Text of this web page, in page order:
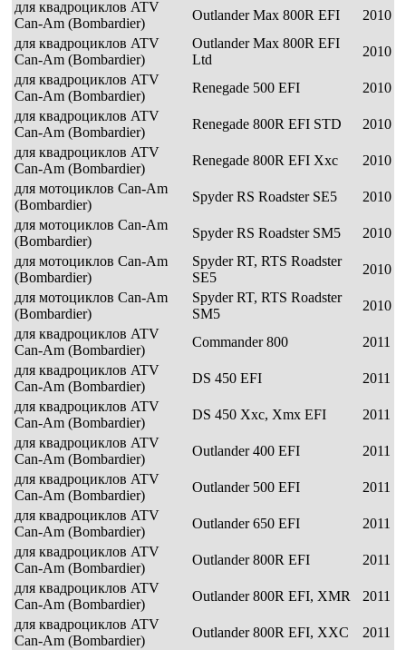
для квадроциклов ATV
Can-Am (Bombardier)
Outlander Max 800R EFI
2010
для квадроциклов ATV
Can-Am (Bombardier)
Outlander Max 800R EFI
Ltd
2010
для квадроциклов ATV
Can-Am (Bombardier)
Renegade 500 EFI
2010
для квадроциклов ATV
Can-Am (Bombardier)
Renegade 800R EFI STD
2010
для квадроциклов ATV
Can-Am (Bombardier)
Renegade 800R EFI Xxc
2010
для мотоциклов Can-Am
(Bombardier)
Spyder RS Roadster SE5
2010
для мотоциклов Can-Am
(Bombardier)
Spyder RS Roadster SM5
2010
для мотоциклов Can-Am
(Bombardier)
Spyder RT, RTS Roadster
SE5
2010
для мотоциклов Can-Am
(Bombardier)
Spyder RT, RTS Roadster
SM5
2010
для квадроциклов ATV
Can-Am (Bombardier)
Commander 800
2011
для квадроциклов ATV
Can-Am (Bombardier)
DS 450 EFI
2011
для квадроциклов ATV
Can-Am (Bombardier)
DS 450 Xxc, Xmx EFI
2011
для квадроциклов ATV
Can-Am (Bombardier)
Outlander 400 EFI
2011
для квадроциклов ATV
Can-Am (Bombardier)
Outlander 500 EFI
2011
для квадроциклов ATV
Can-Am (Bombardier)
Outlander 650 EFI
2011
для квадроциклов ATV
Can-Am (Bombardier)
Outlander 800R EFI
2011
для квадроциклов ATV
Can-Am (Bombardier)
Outlander 800R EFI, XMR
2011
для квадроциклов ATV
Can-Am (Bombardier)
Outlander 800R EFI, XXC
2011